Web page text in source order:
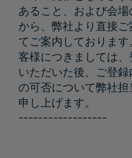
あること、および会
から、弊社より直接
てご案内しておりま
客様につきましては
いただいた後、ご登
の可否について弊社
申し上げます。
------------------